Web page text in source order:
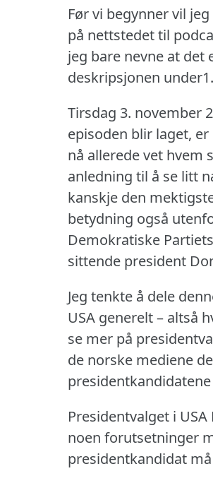
Før vi begynner vil
på nettstedet til
jeg bare nevne at det
deskripsjonen under1.
Tirsdag 3. november
episoden blir laget,
nå allerede vet hvem
anledning til å se litt
kanskje den
betydning også
Demokratiske
sittende president
Jeg tenkte å dele
USA generelt – altså
se mer på
de norske mediene
Presidentvalget i
noen forutsetninger
presidentkandidat